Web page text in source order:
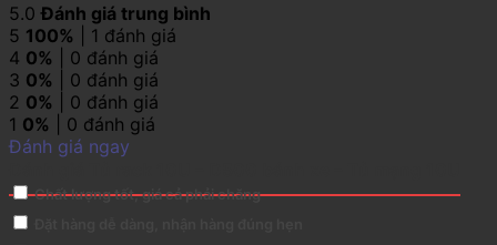
5.0Đánh giá trung bình
5 100% | 1 đánh giá
4 0% | 0 đánh giá
3 0% | 0 đánh giá
2 0% | 0 đánh giá
1 0% | 0 đánh giá
Đánh giá ngay
Chất lượng tốt, giá cả phải chăng